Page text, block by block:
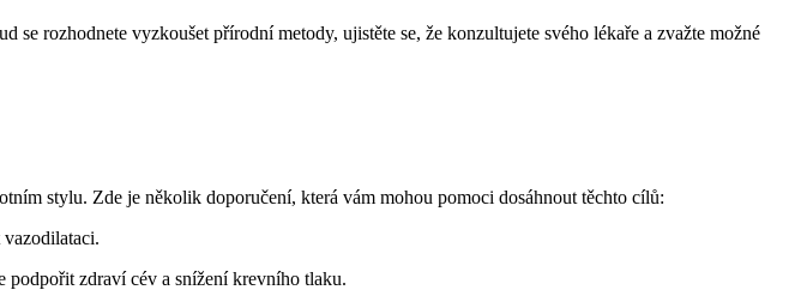
rozhodnete vyzkoušet přírodní metody, ujistěte se, že konzultujete svého lékaře a zvažte možné
stylu. Zde je několik doporučení, která vám mohou pomoci dosáhnout těchto cílů:
podpořit zdraví cév a snížení krevního tlaku.